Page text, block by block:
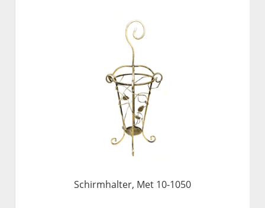
Schirmhalter, Met 10-1050